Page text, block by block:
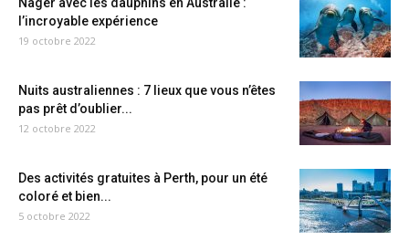
l’incroyable expérience
19 octobre 2022
Nuits australiennes : 7 lieux que vous n’êtes
pas prêt d’oublier...
12 octobre 2022
Des activités gratuites à Perth, pour un été
coloré et bien...
5 octobre 2022